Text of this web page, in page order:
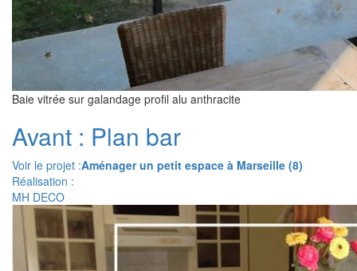
Baie vitrée sur galandage profil alu anthracite
Avant : Plan bar
Voir le projet :Aménager un petit espace à Marseille (8)
Réalisation :
MH DECO